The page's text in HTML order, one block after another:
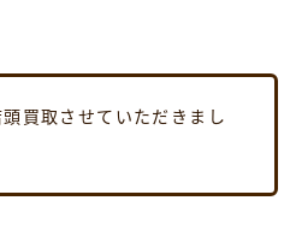
買取させていただきまし